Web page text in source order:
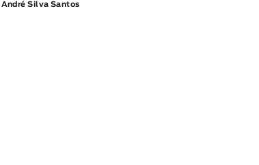
André Silva Santos